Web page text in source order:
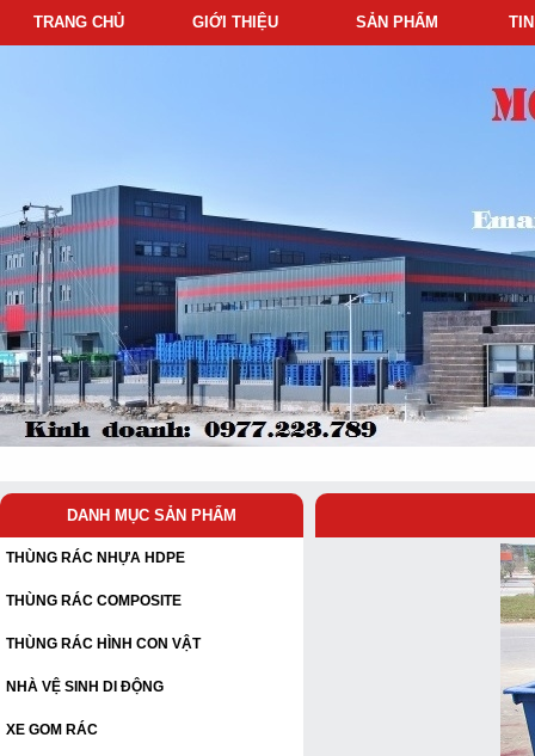
TRANG CHỦ GIỚI THIỆU SẢN PHẨM
DANH MỤC SẢN PHẨM
THÙNG RÁC NHỰA HDPE
THÙNG RÁC COMPOSITE
THÙNG RÁC HÌNH CON VẬT
NHÀ VỆ SINH DI ĐỘNG
XE GOM RÁC